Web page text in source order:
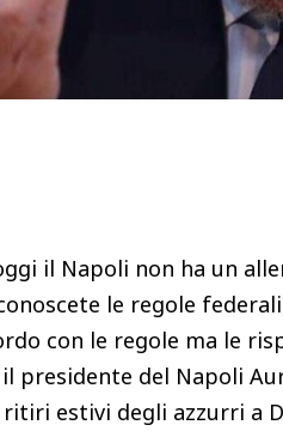
il Napoli non ha un
le regole
con le regole ma le
il presidente del Napoli
estivi degli azzurri a